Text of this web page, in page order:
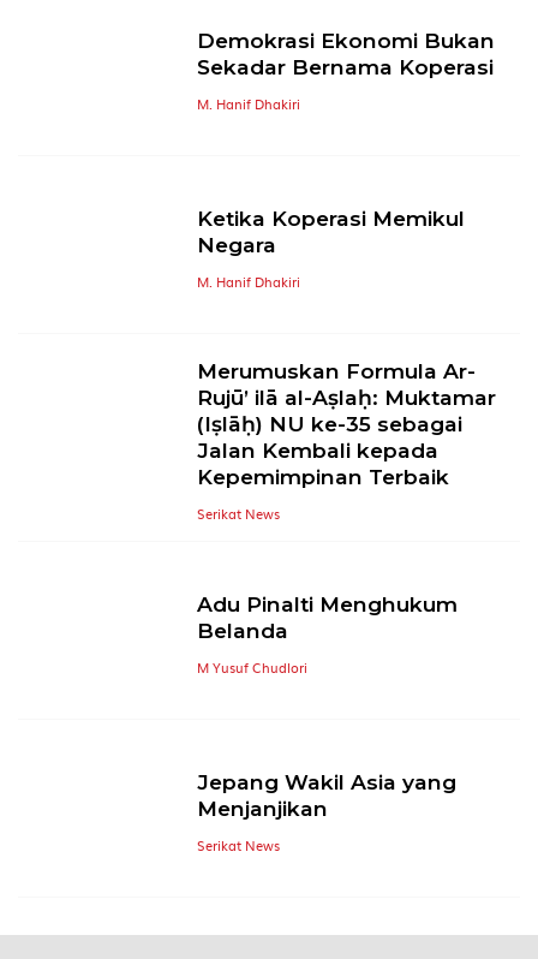
Demokrasi Ekonomi Bukan
Sekadar Bernama Koperasi
M. Hanif Dhakiri
Ketika Koperasi Memikul
Negara
M. Hanif Dhakiri
Merumuskan Formula Ar-
Rujū’ ilā al-Aṣlaḥ: Muktamar
(Iṣlāḥ) NU ke-35 sebagai
Jalan Kembali kepada
Kepemimpinan Terbaik
Serikat News
Adu Pinalti Menghukum
Belanda
M Yusuf Chudlori
Jepang Wakil Asia yang
Menjanjikan
Serikat News